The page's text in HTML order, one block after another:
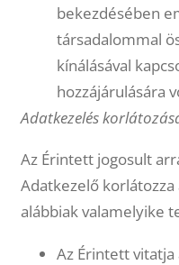
bekezdésében
társadalommal
kínálásával
hozzájárulására
Adatkezelés
Az Érintett jogosult
Adatkezelő korlátozza
alábbiak valamelyike
Az Érintett